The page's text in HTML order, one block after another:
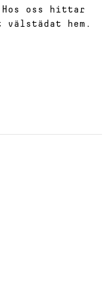
oss hittar
hem.